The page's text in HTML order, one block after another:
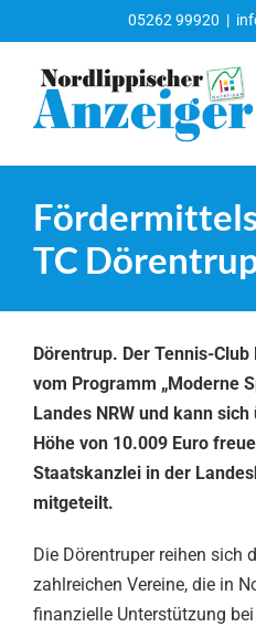
Inhalt
springen
05262 99920 |
TC
Dörentrup. Der Tennis-
vom Programm „Moderne
Landes NRW und kann
Höhe von 10.009 Euro
Staatskanzlei in der
mitgeteilt.
Die Dörentruper reihen sich
zahlreichen Vereine, die in
finanzielle Unterstützung